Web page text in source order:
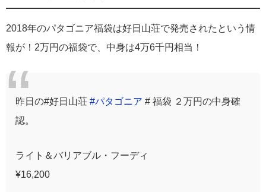
2018年のパタゴニア福袋は好日山荘で発売されたという情
報が！2万円の福袋で、中身は4万6千円相当！
昨日の#好日山荘 #パタゴニア # 福袋 ２万円の中身確
認。
ライト＆バリアブル・フーディ
¥16,200